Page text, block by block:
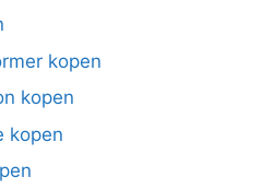
kopen
kopen
kopen